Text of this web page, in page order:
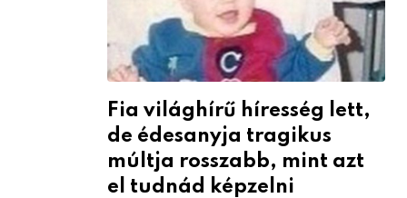
Fia világhírű híresség lett,
de édesanyja tragikus
múltja rosszabb, mint azt
el tudnád képzelni